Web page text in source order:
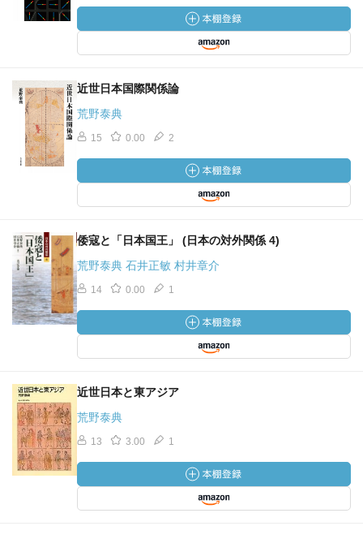
近世日本国際関係論
荒野泰典
15 0.00 2
倭寇と「日本国王」 (日本の対外関係 4)
荒野泰典 石井正敏 村井章介
14 0.00 1
近世日本と東アジア
荒野泰典
13 3.00 1